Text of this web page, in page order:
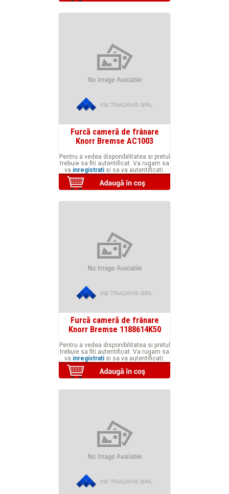
Furcă cameră de frânare
Knorr Bremse AC1003
Pentru a vedea disponibilitatea si pretul
trebuie sa fiti autentificat. Va rugam sa
va inregistrati si sa va autentificati.
Furcă cameră de frânare
Knorr Bremse 1188614K50
Pentru a vedea disponibilitatea si pretul
trebuie sa fiti autentificat. Va rugam sa
va inregistrati si sa va autentificati.